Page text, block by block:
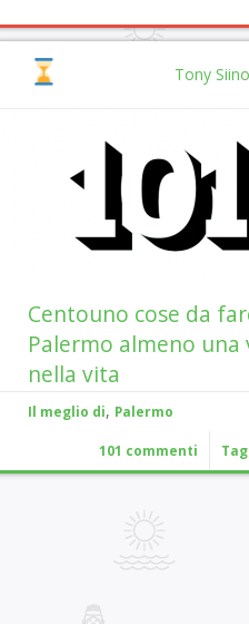
Tony Siino
Centouno cose da
Palermo almeno una
nella vita
Il meglio di, Palermo
101 commenti Tag